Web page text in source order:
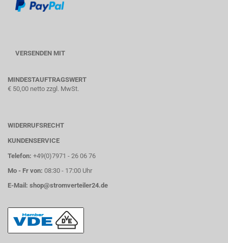
VERSENDEN MIT
MINDESTAUFTRAGSWERT
€ 50,00 netto zzgl. MwSt.
WIDERRUFSRECHT
KUNDENSERVICE
Telefon: +49(0)7971 - 26 06 76
Mo - Fr von: 08:30 - 17:00 Uhr
E-Mail: shop@stromverteiler24.de